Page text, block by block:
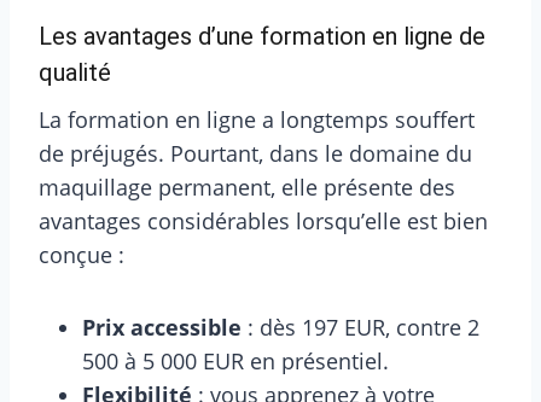
Les avantages d’une formation en ligne de
qualité
La formation en ligne a longtemps souffert
de préjugés. Pourtant, dans le domaine du
maquillage permanent, elle présente des
avantages considérables lorsqu’elle est bien
conçue :
Prix accessible : dès 197 EUR, contre 2
500 à 5 000 EUR en présentiel.
Flexibilité : vous apprenez à votre